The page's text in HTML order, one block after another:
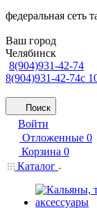
федеральная сеть
Ваш город
Челябинск
8(904)931-42-74
8(904)931-42-74с
Поиск
Войти
Отложенные 0
Корзина 0
Каталог